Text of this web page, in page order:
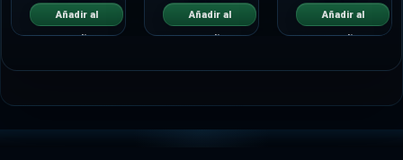
Añadir al
carrito
Añadir al
carrito
Añadir al
carrito